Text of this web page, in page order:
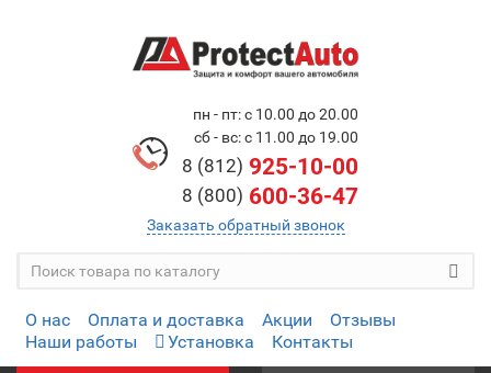
пн - пт: с 10.00 до 20.00
сб - вс: с 11.00 до 19.00
8 (812) 925-10-00
8 (800) 600-36-47
Заказать обратный звонок
О нас Оплата и доставка Акции
Отзывы
Наши работы
Установка Контакты